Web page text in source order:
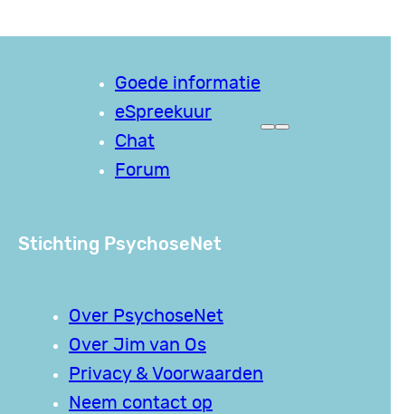
Goede informatie
eSpreekuur
Chat
Forum
Stichting PsychoseNet
Over PsychoseNet
Over Jim van Os
Privacy & Voorwaarden
Neem contact op